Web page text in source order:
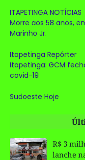
ITAPETINGA NOTÍCIAS
Morre aos 58 anos,
Marinho Jr.
Itapetinga Repórter
Itapetinga: GCM
covid-19
Sudoeste Hoje
R$ 3
lanche